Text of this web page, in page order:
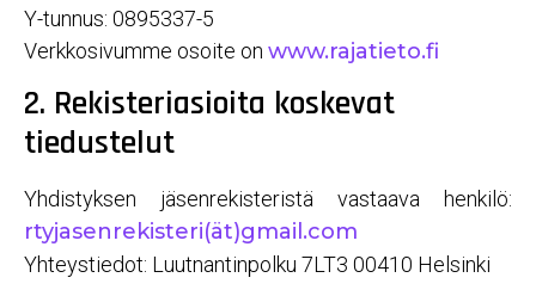
Y-tunnus: 0895337-5
Verkkosivumme osoite on www.rajatieto.fi
2. Rekisteriasioita koskevat
tiedustelut
Yhdistyksen jäsenrekisteristä vastaava henkilö:
rtyjasenrekisteri(ät)gmail.com
Yhteystiedot: Luutnantinpolku 7LT3 00410 Helsinki